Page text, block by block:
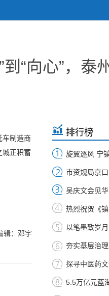
“向心”，泰
车制造商
城正积蓄
辑：邓宇
排行榜
旋翼逐风 宁
市资规局京
吴庆文会见
热烈祝贺《
以笔墨致岁
夯实基层治
探寻中医药
5.5万亿元蓝